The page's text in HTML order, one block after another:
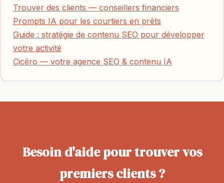
Trouver des clients — conseillers financiers
Prompts IA pour les courtiers en prêts
Guide : stratégie de contenu SEO pour développer
votre activité
Cicéro — votre agence SEO & contenu IA
Besoin d'aide pour trouver vos
premiers clients ?